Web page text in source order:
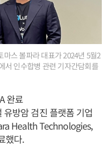
스 볼파라 대표가 2024년 5월2
서 인수합병 관련 기자간담회를
완료
방암 검진 플랫폼 기업
Health Technologies,
했다.